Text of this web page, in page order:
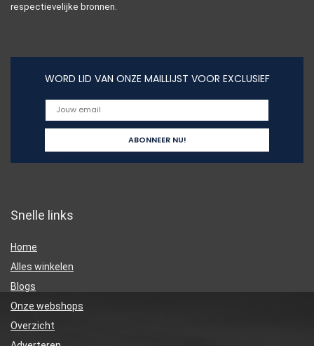
respectievelijke bronnen.
WORD LID VAN ONZE MAILLIJST VOOR EXCLUSIEF
Snelle links
Home
Alles winkelen
Blogs
Onze webshops
Overzicht